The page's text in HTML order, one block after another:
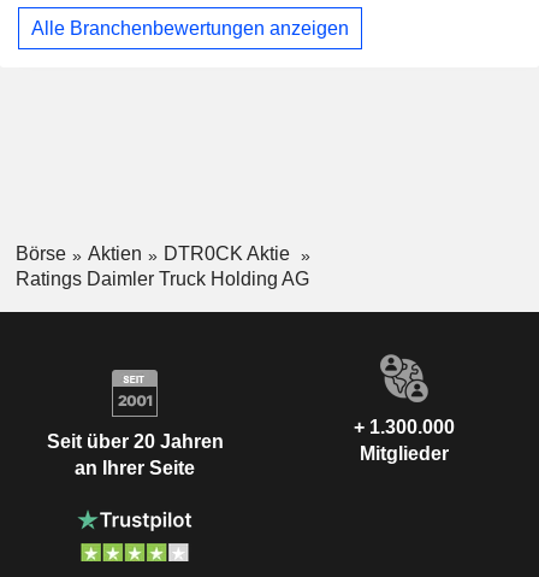
Alle Branchenbewertungen anzeigen
Börse Aktien
DTR0CK Aktie
Ratings Daimler Truck Holding AG
Seit über 20 Jahren
an Ihrer Seite
+ 1.300.000
Mitglieder